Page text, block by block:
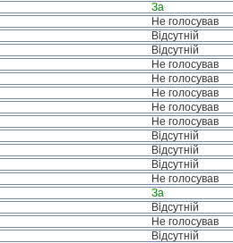
За
Не голосував
Відсутній
Відсутній
Не голосував
Не голосував
Не голосував
Не голосував
Не голосував
Відсутній
Відсутній
Відсутній
Не голосував
За
Відсутній
Не голосував
Відсутній